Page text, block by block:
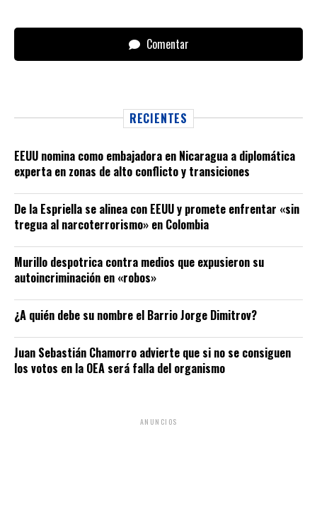
Comentar
RECIENTES
EEUU nomina como embajadora en Nicaragua a diplomática
experta en zonas de alto conflicto y transiciones
De la Espriella se alinea con EEUU y promete enfrentar «sin
tregua al narcoterrorismo» en Colombia
Murillo despotrica contra medios que expusieron su
autoincriminación en «robos»
¿A quién debe su nombre el Barrio Jorge Dimitrov?
Juan Sebastián Chamorro advierte que si no se consiguen
los votos en la OEA será falla del organismo
ANUNCIOS